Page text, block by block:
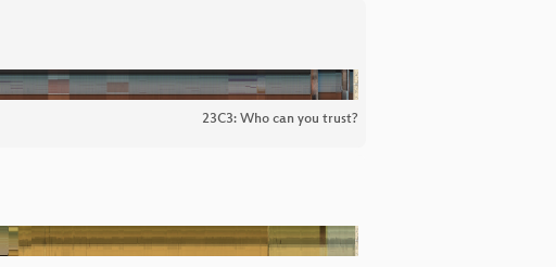
23C3: Who can you trust?